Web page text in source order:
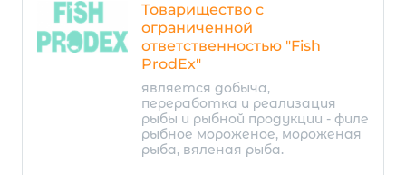
Товарищество с
ограниченной
ответственностью "Fish
ProdEx"
является добыча,
переработка и реализация
рыбы и рыбной продукции - филе
рыбное мороженое, мороженая
рыба, вяленая рыба.